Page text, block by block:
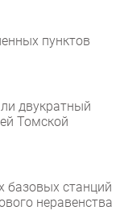
пунктов
двукратный
Томской
базовых станций
неравенства